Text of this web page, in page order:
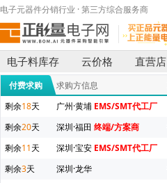
电子元器件分销行业 · 第三方综合服务商
电子料库存 云价格 直营店
付费求购 求购方信息
剩余18天 广州·黄埔 EMS/SMT代工厂
剩余20天 深圳·福田 终端/方案商
剩余11天 深圳·宝安 EMS/SMT代工厂
剩余3天 深圳·龙华